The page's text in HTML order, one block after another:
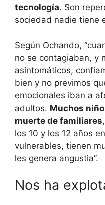
tecnología. Son
sociedad nadie tiene
Según Ochando,
no se contagiaban, y
asintomáticos,
bien y no previmos
emocionales iban a
adultos. Muchos
muerte de familiares
los 10 y los 12 años
vulnerables, tienen
les genera angustia”.
Nos ha